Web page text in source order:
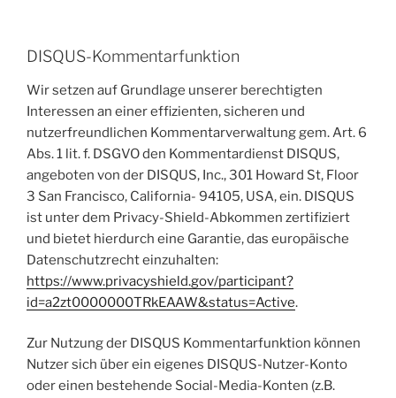
DISQUS-Kommentarfunktion
Wir setzen auf Grundlage unserer berechtigten
Interessen an einer effizienten, sicheren und
nutzerfreundlichen Kommentarverwaltung gem. Art. 6
Abs. 1 lit. f. DSGVO den Kommentardienst DISQUS,
angeboten von der DISQUS, Inc., 301 Howard St, Floor
3 San Francisco, California- 94105, USA, ein. DISQUS
ist unter dem Privacy-Shield-Abkommen zertifiziert
und bietet hierdurch eine Garantie, das europäische
Datenschutzrecht einzuhalten:
https://www.privacyshield.gov/participant?
id=a2zt0000000TRkEAAW&status=Active.
Zur Nutzung der DISQUS Kommentarfunktion können
Nutzer sich über ein eigenes DISQUS-Nutzer-Konto
oder einen bestehende Social-Media-Konten (z.B.